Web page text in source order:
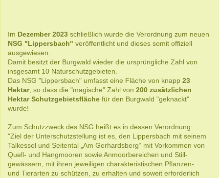
Im Dezember 2023 schließlich wurde die Verordnung zum neuen
NSG "Lippersbach" veröffentlicht und dieses somit offiziell
ausgewiesen.
Damit besitzt der Burgwald wieder die ursprüngliche Zahl von
insgesamt 10 Naturschutzgebieten.
Das NSG "Lippersbach" umfasst eine Fläche von knapp 23
Hektar, so dass die "magische" Zahl von 200 zusätzlichen
Hektar Schutzgebietsfläche für den Burgwald "geknackt"
wurde!
Zum Schutzzweck des NSG heißt es in dessen Verordnung:
"Ziel der Unterschutzstellung ist es, den Lippersbach mit seinem
Talkessel und Seitental „Am Gerhardsberg“ mit Vorkommen von
Quell- und Hangmooren sowie Anmoorbereichen und Still-
gewässern, mit ihren jeweiligen charakteristischen Pflanzen-
und Tierarten zu schützen, zu erhalten und soweit erforderlich